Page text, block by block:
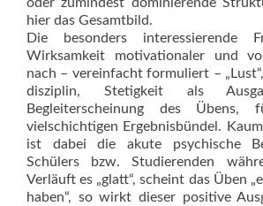
hier das Gesamtbild.
Die besonders interessierende
Wirksamkeit motivationaler und
nach – vereinfacht formuliert –
disziplin, Stetigkeit als
Begleiterscheinung des
vielschichtigen Ergebnisbündel.
ist dabei die akute psychische
Schülers bzw. Studierenden
Verläuft es „glatt“, scheint das Üben
haben“, so wirkt dieser positive